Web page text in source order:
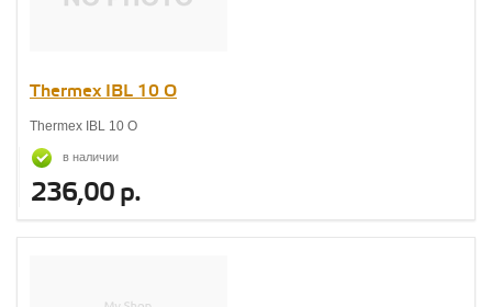
Thermex IBL 10 O
Thermex IBL 10 O
в наличии
236,00 р.